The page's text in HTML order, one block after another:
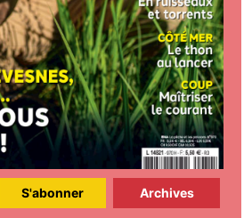
S'abonner Archives